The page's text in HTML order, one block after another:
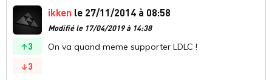
3
3
ikken le 27/11/2014 à 08:58
Modifié le 17/04/2019 à 14:38
On va quand meme supporter LDLC !